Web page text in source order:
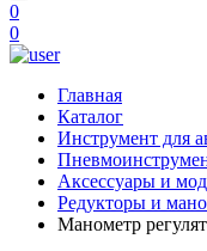
0
0
Главная
Каталог
Инструмент для
Аксессуары и
Редукторы и
Манометр